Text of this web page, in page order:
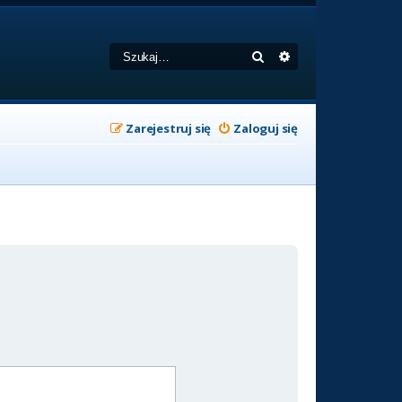
Szukaj
Zaloguj się
Zarejestruj się